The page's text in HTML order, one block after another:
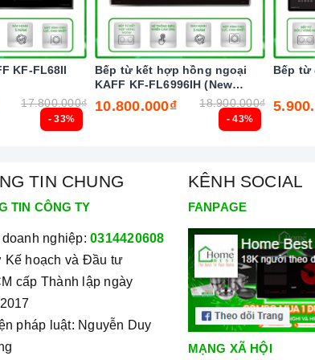
chức năng này và để bếp tự điều chỉnh công suất hoạt
cài đặt chương trình, nghĩa là các vùng nấu có thể bị
trình nấu.
thức ăn bị tràn ra mặt bếp, cảm ứng sẽ phát ra tiếng
người dùng không chạm tay vào vùng nóng, giảm thiểu khả
thời gian lâu hơn thời gian mặc định của bếp, bếp sẽ
sẽ tự động tắt ngay sau đó để đảm bảo thức ăn không bị
- 33%
KF-FL68II
17.800.000₫
- 43%
Bếp từ kết hợp hồng ngoại
KAFF KF-FL6996IH (New
2025)
10.800.000₫ 18.900.000₫
Bếp từ
TIN CHUNG
TIN CÔNG TY
doanh nghiệp: 0314420608
Kế hoạch và Đầu tư
cấp Thành lập ngày
pháp luật: Nguyễn Duy
KÊNH SOCIAL
FANPAGE
MẠNG XÃ HỘI